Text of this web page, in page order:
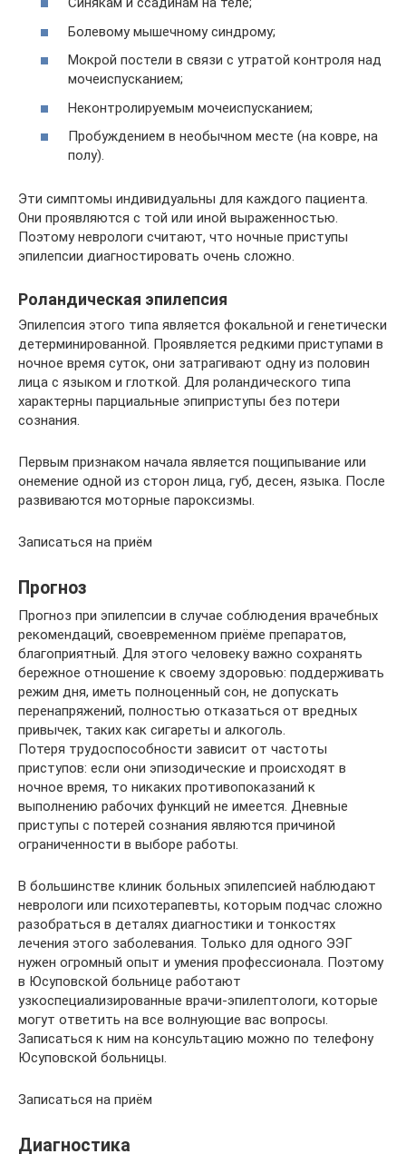
Болевому мышечному синдрому;
Мокрой постели в связи с утратой контроля над
мочеиспусканием;
Неконтролируемым мочеиспусканием;
Пробуждением в необычном месте (на ковре, на
полу).
Эти симптомы индивидуальны для каждого пациента.
Они проявляются с той или иной выраженностью.
Поэтому неврологи считают, что ночные приступы
эпилепсии диагностировать очень сложно.
Роландическая эпилепсия
Эпилепсия этого типа является фокальной и генетически
детерминированной. Проявляется редкими приступами в
ночное время суток, они затрагивают одну из половин
лица с языком и глоткой. Для роландического типа
характерны парциальные эпиприступы без потери
сознания.
Первым признаком начала является пощипывание или
онемение одной из сторон лица, губ, десен, языка. После
развиваются моторные пароксизмы.
Записаться на приём
Прогноз
Прогноз при эпилепсии в случае соблюдения врачебных
рекомендаций, своевременном приёме препаратов,
благоприятный. Для этого человеку важно сохранять
бережное отношение к своему здоровью: поддерживать
режим дня, иметь полноценный сон, не допускать
перенапряжений, полностью отказаться от вредных
привычек, таких как сигареты и алкоголь.
Потеря трудоспособности зависит от частоты
приступов: если они эпизодические и происходят в
ночное время, то никаких противопоказаний к
выполнению рабочих функций не имеется. Дневные
приступы с потерей сознания являются причиной
ограниченности в выборе работы.
В большинстве клиник больных эпилепсией наблюдают
неврологи или психотерапевты, которым подчас сложно
разобраться в деталях диагностики и тонкостях
лечения этого заболевания. Только для одного ЭЭГ
нужен огромный опыт и умения профессионала. Поэтому
в Юсуповской больнице работают
узкоспециализированные врачи-эпилептологи, которые
могут ответить на все волнующие вас вопросы.
Записаться к ним на консультацию можно по телефону
Юсуповской больницы.
Записаться на приём
Диагностика